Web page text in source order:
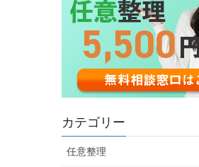
カテゴリー
任意整理